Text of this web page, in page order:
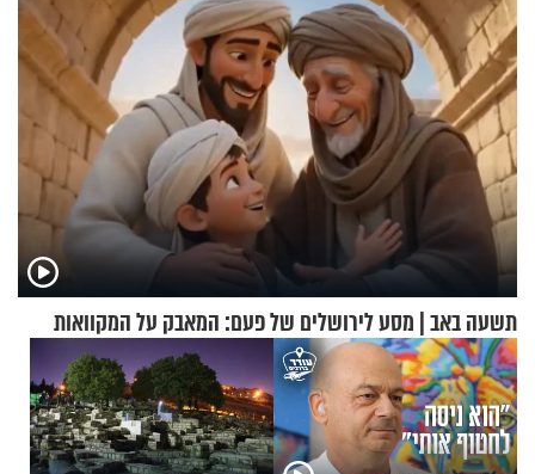
תשעה באב | מסע לירושלים של פעם: המאבק על המקוואות